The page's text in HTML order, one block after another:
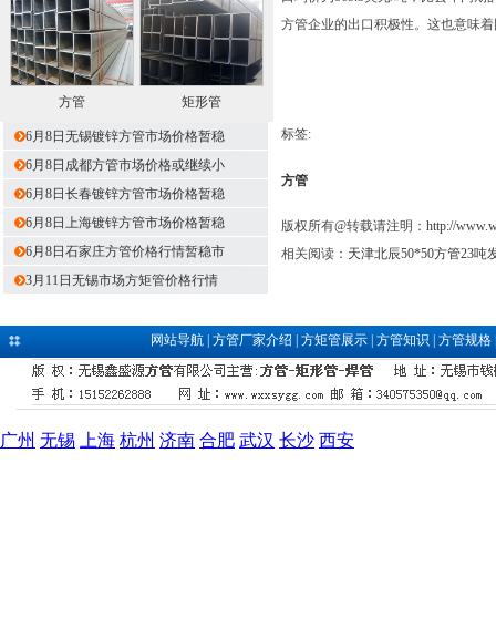
方管 矩形管
6月8日无锡镀锌方管市场价格暂稳
6月8日成都方管市场价格或继续小
6月8日长春镀锌方管市场价格暂稳
6月8日上海镀锌方管市场价格暂稳
6月8日石家庄方管价格行情暂稳市
3月11日无锡市场方矩管价格行情
方管企业的出口积极性。这也意味
标签:
方管
版权所有@转载请注明： http://
相关阅读： 天津北辰50*50方管23吨
网站导航| 方管厂家介绍 方矩管展示| 方管知识 方管规格
广州 无锡 上海 杭州 济南 合肥 武汉 长沙 西安